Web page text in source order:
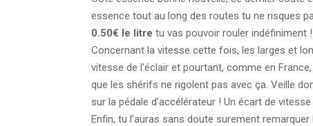
essence tout au long des routes tu ne risques
0.50€ le litre tu vas pouvoir rouler indéfiniment !
Concernant la vitesse cette fois, les larges et
vitesse de l’éclair et pourtant, comme en
que les shérifs ne rigolent pas avec ça. Veille
sur la pédale d’accélérateur ! Un écart de vitesse
Enfin, tu l’auras sans doute surement